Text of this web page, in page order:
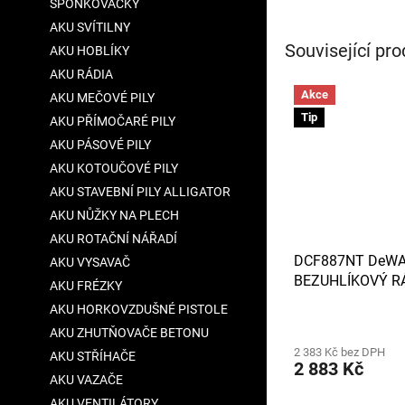
SPONKOVAČKY
AKU SVÍTILNY
AKU HOBLÍKY
AKU RÁDIA
AKU MEČOVÉ PILY
AKU PŘÍMOČARÉ PILY
AKU PÁSOVÉ PILY
AKU KOTOUČOVÉ PILY
AKU STAVEBNÍ PILY ALLIGATOR
AKU NŮŽKY NA PLECH
AKU ROTAČNÍ NÁŘADÍ
AKU VYSAVAČ
AKU FRÉZKY
AKU HORKOVZDUŠNÉ PISTOLE
AKU ZHUTŇOVAČE BETONU
AKU STŘÍHAČE
AKU VAZAČE
Související
Akce
Tip
DCF887NT
BEZUHLÍKOVÝ
NABÍJEČKY,
produktu
je
2 383 Kč bez DPH
2 883 Kč